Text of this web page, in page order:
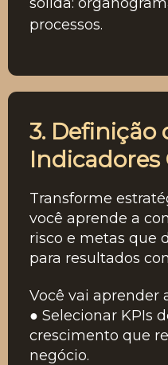
processos.
3. Definição
Indicadores
Transforme
você aprende a
risco e metas que
para resultados
Você vai aprender
● Selecionar KPIs
crescimento que
negócio.